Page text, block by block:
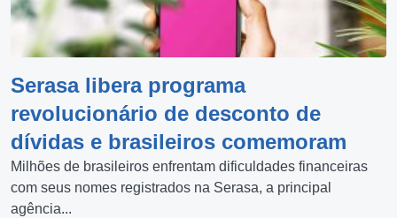
Serasa libera programa
revolucionário de desconto de
dívidas e brasileiros comemoram
Milhões de brasileiros enfrentam dificuldades financeiras
com seus nomes registrados na Serasa, a principal
agência...